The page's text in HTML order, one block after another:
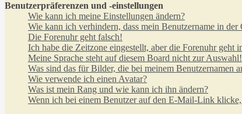
Benutzerpräferenzen und -einstellungen
Wie kann ich meine Einstellungen ändern?
Wie kann ich verhindern, dass mein Benutzername in
Die Forenuhr geht falsch!
Ich habe die Zeitzone eingestellt, aber die Forenuhr geht
Meine Sprache steht auf diesem Board nicht zur Auswahl!
Was sind das für Bilder, die bei meinem Benutzernamen
Wie verwende ich einen Avatar?
Was ist mein Rang und wie kann ich ihn ändern?
Wenn ich bei einem Benutzer auf den E-Mail-Link